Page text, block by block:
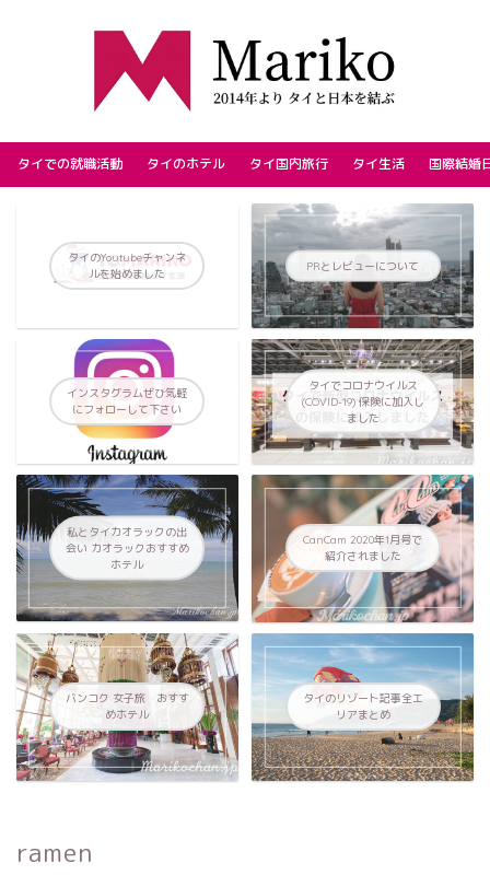
タイでの就職活動 タイのホテル タイ国内旅行 タイ生活 国際結婚
タイのYoutubeチャンネ
ルを始めました
PRとレビューについて
インスタグラムぜひ気軽
にフォローして下さい
タイでコロナウイルス
(COVID-19) 保険に加入し
ました
私とタイカオラックの出
会い カオラックおすすめ
ホテル
CanCam 2020年1月号で
紹介されました
バンコク 女子旅 おすす
めホテル
タイのリゾート記事全エ
リアまとめ
ramen